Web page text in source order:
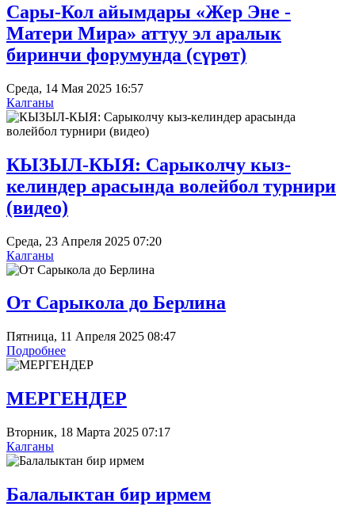
Сары-Кол айымдары «Жер Эне -
Матери Мира» аттуу эл аралык
биринчи форумунда (сүрөт)
Среда, 14 Мая 2025 16:57
Калганы
КЫЗЫЛ-КЫЯ: Сарыколчу кыз-
келиндер арасында волейбол турнири
(видео)
Среда, 23 Апреля 2025 07:20
Калганы
От Сарыкола до Берлина
Пятница, 11 Апреля 2025 08:47
Подробнее
МЕРГЕНДЕР
Вторник, 18 Марта 2025 07:17
Калганы
Балалыктан бир ирмем